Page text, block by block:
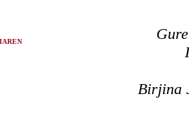
Birjina